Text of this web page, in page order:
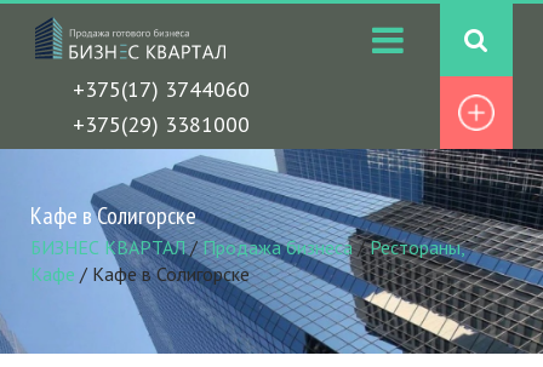
+375(17) 3744060
+375(29) 3381000
Кафе в Солигорске
БИЗНЕС КВАРТАЛ/Продажа бизнеса/Рестораны,
Кафе / Кафе в Солигорске